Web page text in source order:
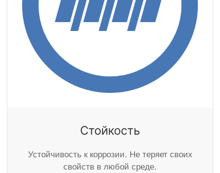
Стойкость
Устойчивость к коррозии. Не теряет своих
свойств в любой среде.